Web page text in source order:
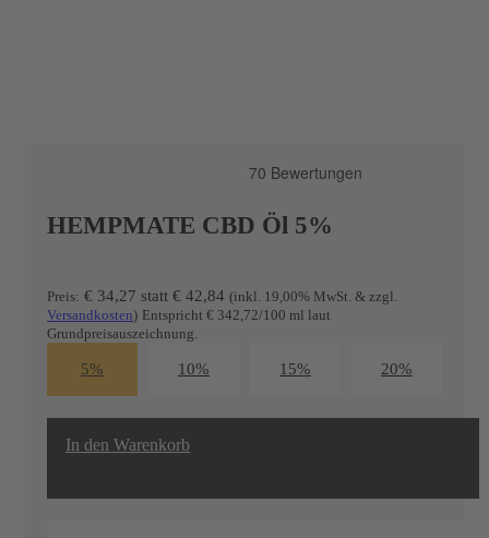
HEMPMATE CBD Öl 5%
Preis: € 34,27 statt € 42,84 (inkl. 19,00% MwSt. & zzgl.
Versandkosten) Entspricht € 342,72/100 ml laut
Grundpreisauszeichnung.
5% 10% 15% 20%
In den Warenkorb